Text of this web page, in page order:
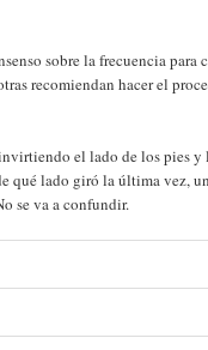
sobre la frecuencia para
recomiendan hacer el
el lado de los pies y
qué lado giró la última vez,
se va a confundir.